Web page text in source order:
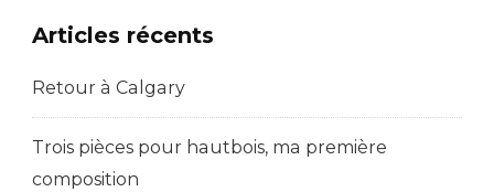
Articles récents
Retour à Calgary
Trois pièces pour hautbois, ma première
composition